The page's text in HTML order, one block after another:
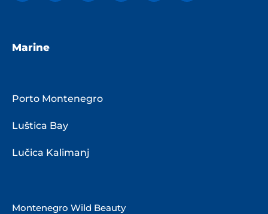
Marine
Porto Montenegro
Luštica Bay
Lučica Kalimanj
Montenegro Wild Beauty